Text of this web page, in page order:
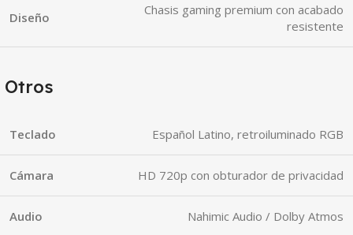
Diseño
Chasis gaming premium con acabado
resistente
Otros
Teclado Español Latino, retroiluminado RGB
Cámara HD 720p con obturador de privacidad
Audio Nahimic Audio / Dolby Atmos